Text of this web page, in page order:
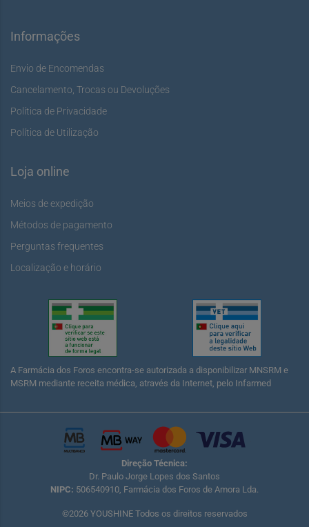
Informações
Envio de Encomendas
Cancelamento, Trocas ou Devoluções
Política de Privacidade
Política de Utilização
Loja online
Meios de expedição
Métodos de pagamento
Perguntas frequentes
Localização e horário
A Farmácia dos Foros encontra-se autorizada a disponibilizar MNSRM e
MSRM mediante receita médica, através da Internet, pelo Infarmed
Direção Técnica:
Dr. Paulo Jorge Lopes dos Santos
NIPC: 506540910, Farmácia dos Foros de Amora Lda.
©2026 YOUSHINE Todos os direitos reservados